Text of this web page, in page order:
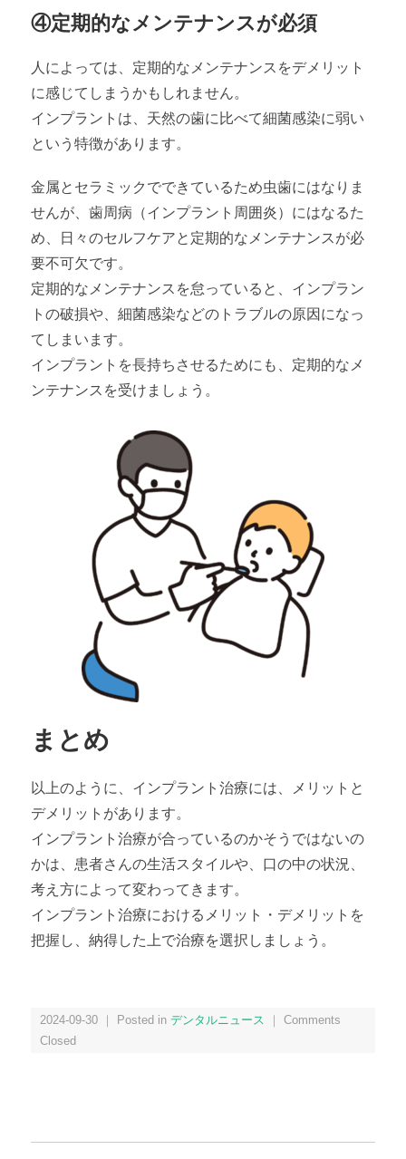
④定期的なメンテナンスが必須
人によっては、定期的なメンテナンスをデメリット
に感じてしまうかもしれません。
インプラントは、天然の歯に比べて細菌感染に弱い
という特徴があります。
金属とセラミックでできているため虫歯にはなりま
せんが、歯周病（インプラント周囲炎）にはなるた
め、日々のセルフケアと定期的なメンテナンスが必
要不可欠です。
定期的なメンテナンスを怠っていると、インプラン
トの破損や、細菌感染などのトラブルの原因になっ
てしまいます。
インプラントを長持ちさせるためにも、定期的なメ
ンテナンスを受けましょう。
まとめ
以上のように、インプラント治療には、メリットと
デメリットがあります。
インプラント治療が合っているのかそうではないの
かは、患者さんの生活スタイルや、口の中の状況、
考え方によって変わってきます。
インプラント治療におけるメリット・デメリットを
把握し、納得した上で治療を選択しましょう。
2024-09-30 ｜ Posted in デンタルニュース
Comments
Closed